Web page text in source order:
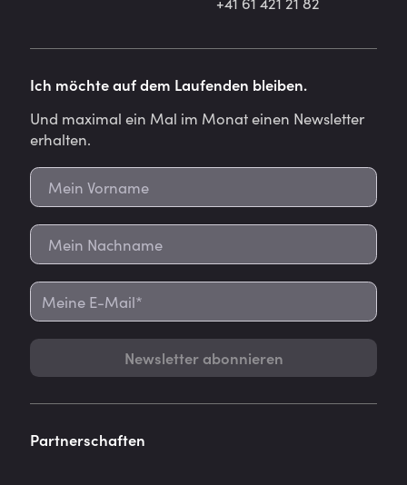
Ich möchte auf dem Laufenden bleiben.
Und maximal ein Mal im Monat einen Newsletter
erhalten.
Newsletter abonnieren
Partnerschaften